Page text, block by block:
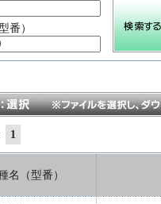
番）
1
名（型番）